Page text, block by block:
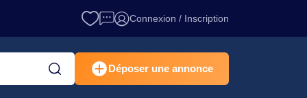
Connexion / Inscription
Déposer une annonce